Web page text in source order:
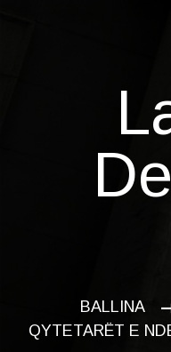
BALLINA
QYTETARËT E